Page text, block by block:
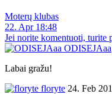
Moterų klubas
22. Apr 18:48
Jei norite komentuoti, turite
ODISEJAaa
Labai gražu!
floryte 24. Feb